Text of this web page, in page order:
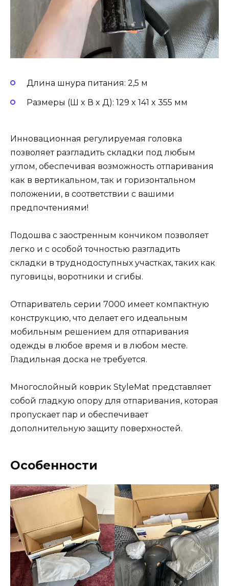
Длина шнура питания: 2,5 м
Размеры (Ш x В x Д): 129 x 141 x 355 мм
Инновационная регулируемая головка
позволяет разгладить складки под любым
углом, обеспечивая возможность отпаривания
как в вертикальном, так и горизонтальном
положении, в соответствии с вашими
предпочтениями!
Подошва с заостренным кончиком позволяет
легко и с особой точностью разгладить
складки в труднодоступных участках, таких как
пуговицы, воротники и сгибы.
Отпариватель серии 7000 имеет компактную
конструкцию, что делает его идеальным
мобильным решением для отпаривания
одежды в любое время и в любом месте.
Гладильная доска не требуется.
Многослойный коврик StyleMat представляет
собой гладкую опору для отпаривания, которая
пропускает пар и обеспечивает
дополнительную защиту поверхностей.
Особенности